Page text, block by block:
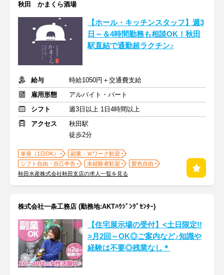
秋田 かまくら酒場
【ホール・キッチンスタッフ】週3
日～＆4時間勤務も相談OK！秋田
駅直結で通勤超ラクチン♪
給与
時給1050円＋交通費支給
雇用形態
アルバイト・パート
シフト
週3日以上 1日4時間以上
アクセス
秋田駅
徒歩2分
単発（1日OK）
副業・Ｗワーク歓迎
シフト自由・自己申告
未経験者歓迎
髪色自由
秋田水産株式会社秋田支店の求人一覧を見る
株式会社一条工務店 (勤務地:AKTﾊｳｼﾞﾝｸﾞｾﾝﾀｰ)
【住宅展示場の受付】<土日限定!!
>月2回～OK◎ご案内など♪知識や
経験は不要◎残業なし＊